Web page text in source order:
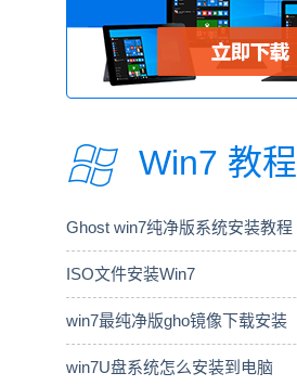
Win7 教程
Ghost win7纯净版系统安装教程
ISO文件安装Win7
win7最纯净版gho镜像下载安装
win7U盘系统怎么安装到电脑